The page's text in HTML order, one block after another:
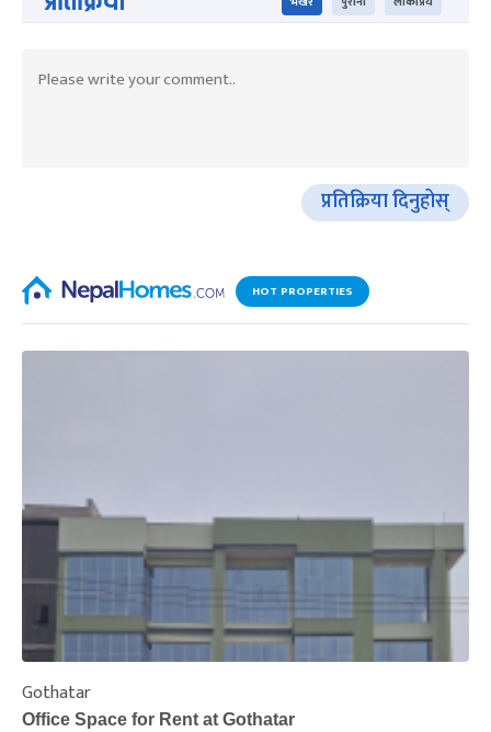
प्रतिक्रिया दिनुहोस्
HOT PROPERTIES
Gothatar
Office Space for Rent at Gothatar